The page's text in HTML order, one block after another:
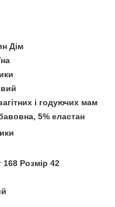
Дім
і годуючих мам
5% еластан
168 Розмір 42